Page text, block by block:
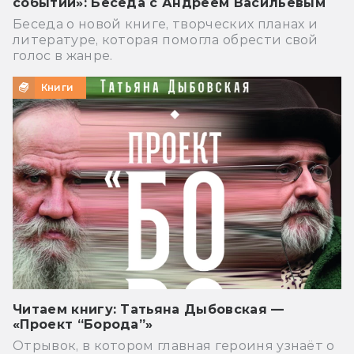
Беседа о новой книге, творческих планах и
литературе, которая помогла обрести свой
голос в жанре.
Книги
Читаем книгу: Татьяна Дыбовская —
«Проект “Борода”»
Отрывок, в котором главная героиня узнаёт о